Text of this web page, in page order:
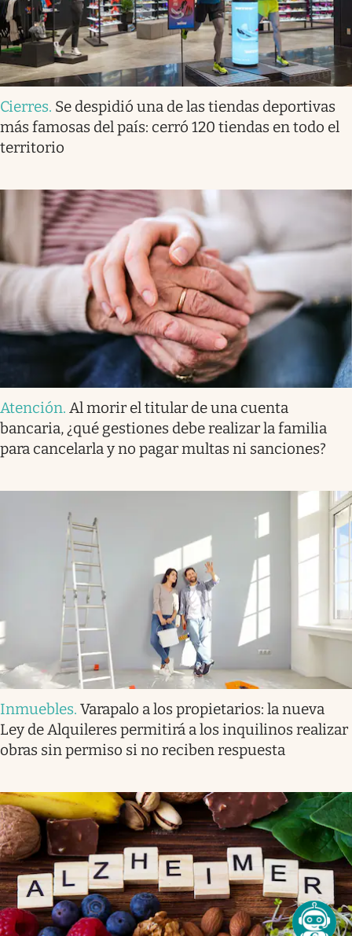
Cierres. Se despidió una de las tiendas deportivas
más famosas del país: cerró 120 tiendas en todo el
territorio
Atención. Al morir el titular de una cuenta
bancaria, ¿qué gestiones debe realizar la familia
para cancelarla y no pagar multas ni sanciones?
Inmuebles. Varapalo a los propietarios: la nueva
Ley de Alquileres permitirá a los inquilinos realizar
obras sin permiso si no reciben respuesta